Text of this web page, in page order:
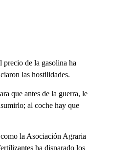
de la gasolina ha
las hostilidades.
que antes de la guerra, le
al coche hay que
la Asociación Agraria
ha disparado los